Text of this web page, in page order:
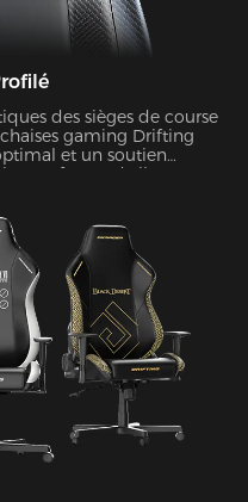
des sièges de course
gaming Drifting
et un soutien
en forme d'aile